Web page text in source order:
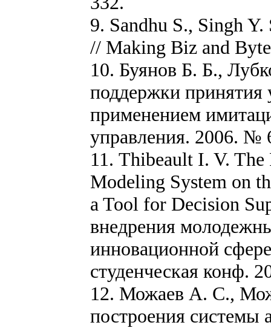
9. Sandhu S., Singh
// Making Biz and
10. Буянов Б. Б.,
поддержки принятия
применением
управления. 2006. №
11. Thibeault I. V. The
Modeling System on
a Tool for Decision
внедрения
инновационной
студенческая конф.
12. Можаев А. С.,
построения системы